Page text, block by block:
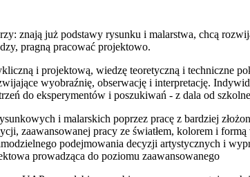
znają już podstawy rysunku i malarstwa, chcą
pragną pracować projektowo.
i projektową, wiedzę teoretyczną i techniczne
wyobraźnię, obserwację i interpretację.
do eksperymentów i poszukiwań - z dala od
i malarskich poprzez pracę z bardziej
zaawansowanej pracy ze światłem, kolorem i
podejmowania decyzji artystycznych i
prowadząca do poziomu zaawansowanego